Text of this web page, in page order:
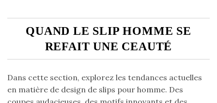
QUAND LE SLIP HOMME SE
REFAIT UNE CEAUTÉ
Dans cette section, explorez les tendances actuelles
en matière de design de slips pour homme. Des